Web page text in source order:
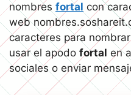
nombres fortal con
web
caracteres para
usar el apodo fortal en
sociales o enviar